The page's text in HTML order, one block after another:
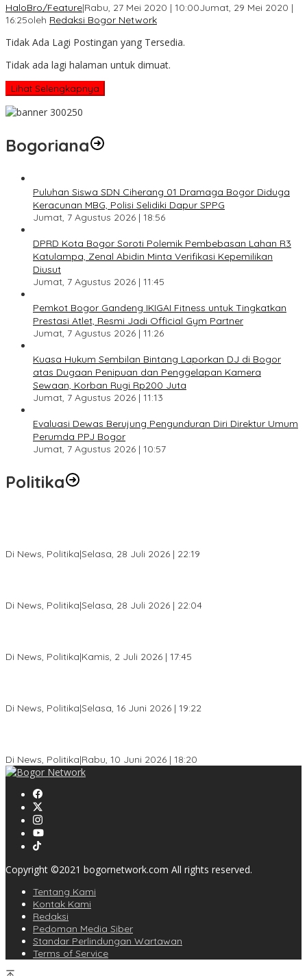
HaloBro/Feature|Rabu, 27 Mei 2020 | 10:00Jumat, 29 Mei 2020 |
16:25oleh Redaksi Bogor Network
Tidak Ada Lagi Postingan yang Tersedia.
Tidak ada lagi halaman untuk dimuat.
Lihat Selengkapnya
Bogoriana
Puluhan Siswa SDN Ciherang 01 Dramaga Bogor Diduga
Keracunan MBG, Polisi Selidiki Dapur SPPG
Jumat, 7 Agustus 2026 | 18:56
DPRD Kota Bogor Soroti Polemik Pembebasan Lahan R3
Katulampa, Zenal Abidin Minta Verifikasi Kepemilikan
Diusut
Jumat, 7 Agustus 2026 | 11:45
Pemkot Bogor Gandeng IKIGAI Fitness untuk Tingkatkan
Prestasi Atlet, Resmi Jadi Official Gym Partner
Jumat, 7 Agustus 2026 | 11:26
Kuasa Hukum Sembilan Bintang Laporkan DJ di Bogor
atas Dugaan Penipuan dan Penggelapan Kamera
Sewaan, Korban Rugi Rp200 Juta
Jumat, 7 Agustus 2026 | 11:13
Evaluasi Dewas Berujung Pengunduran Diri Direktur Umum
Perumda PPJ Bogor
Jumat, 7 Agustus 2026 | 10:57
Politika
Di News, Politika|Selasa, 28 Juli 2026 | 22:19
Di News, Politika|Selasa, 28 Juli 2026 | 22:04
Di News, Politika|Kamis, 2 Juli 2026 | 17:45
Di News, Politika|Selasa, 16 Juni 2026 | 19:22
Di News, Politika|Rabu, 10 Juni 2026 | 18:20
Copyright ©2021 bogornetwork.com All rights reserved.
Tentang Kami
Kontak Kami
Redaksi
Pedoman Media Siber
Standar Perlindungan Wartawan
Terms of Service